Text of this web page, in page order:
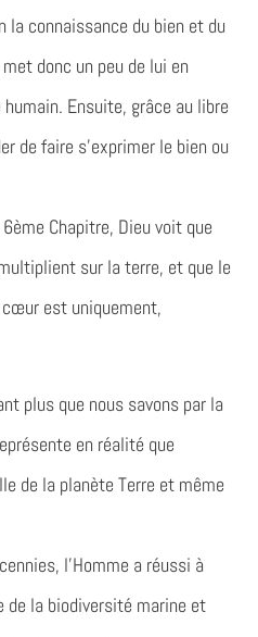
connaissance du bien et du
donc un peu de lui en
Ensuite, grâce au libre
de faire s’exprimer le bien ou
Chapitre, Dieu voit que
sur la terre, et que le
est uniquement,
plus que nous savons par la
en réalité que
de la planète Terre et même
l’Homme a réussi à
de la biodiversité marine et